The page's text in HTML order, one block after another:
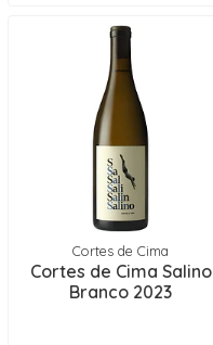
Cortes de Cima
Cortes de Cima Salino
Branco 2023